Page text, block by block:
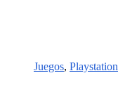
Juegos, Playstation